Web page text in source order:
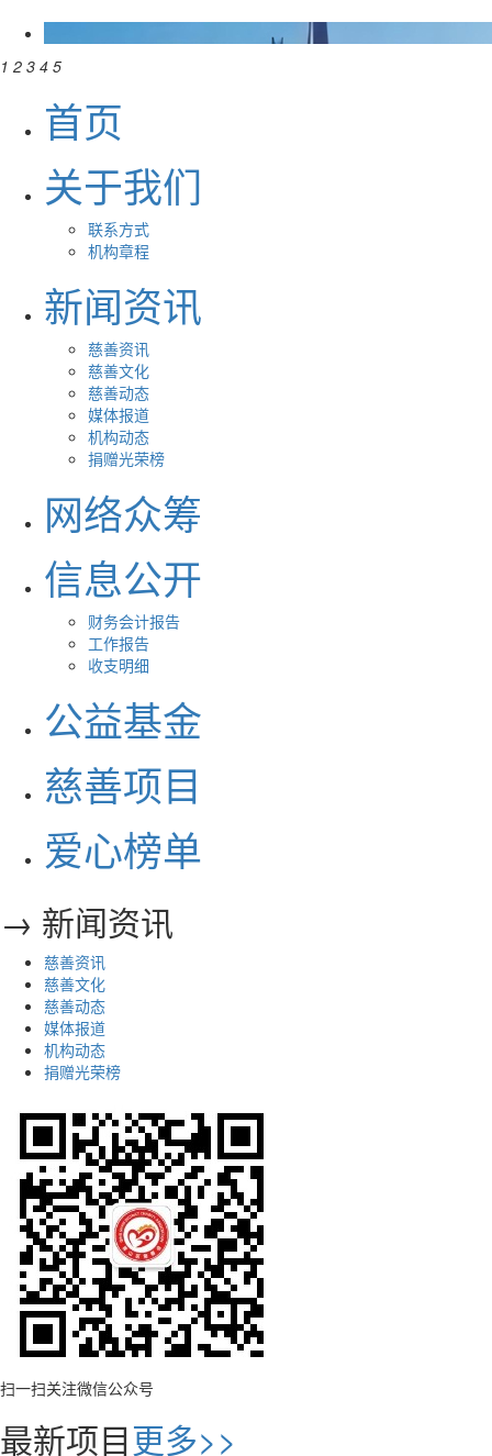
1 2 3 4 5
首页
关于我们
联系方式
机构章程
新闻资讯
慈善资讯
慈善文化
慈善动态
媒体报道
机构动态
捐赠光荣榜
网络众筹
信息公开
财务会计报告
工作报告
收支明细
公益基金
慈善项目
爱心榜单
→ 新闻资讯
慈善资讯
慈善文化
慈善动态
媒体报道
机构动态
捐赠光荣榜
扫一扫关注微信公众号
最新项目更多>>